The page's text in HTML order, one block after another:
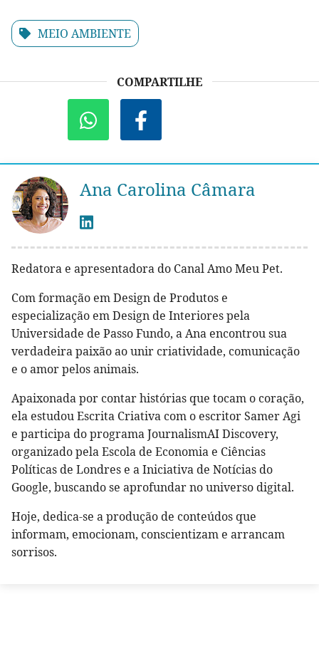
MEIO AMBIENTE
COMPARTILHE
Ana Carolina Câmara
Redatora e apresentadora do Canal Amo Meu Pet.
Com formação em Design de Produtos e
especialização em Design de Interiores pela
Universidade de Passo Fundo, a Ana encontrou sua
verdadeira paixão ao unir criatividade, comunicação
e o amor pelos animais.
Apaixonada por contar histórias que tocam o coração,
ela estudou Escrita Criativa com o escritor Samer Agi
e participa do programa JournalismAI Discovery,
organizado pela Escola de Economia e Ciências
Políticas de Londres e a Iniciativa de Notícias do
Google, buscando se aprofundar no universo digital.
Hoje, dedica-se a produção de conteúdos que
informam, emocionam, conscientizam e arrancam
sorrisos.